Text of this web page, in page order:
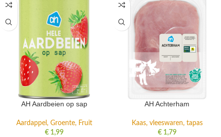
AH Aardbeien op sap
Aardappel, Groente, Fruit
€1,99
AH Achterham
Kaas, vleeswaren, tapas
€1,79